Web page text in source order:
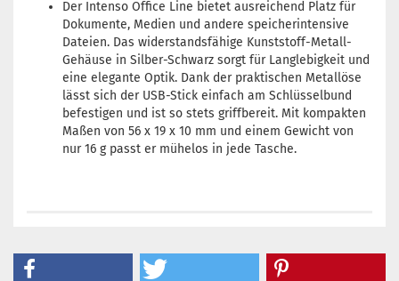
Der Intenso Office Line bietet ausreichend Platz für
Dokumente, Medien und andere speicherintensive
Dateien. Das widerstandsfähige Kunststoff-Metall-
Gehäuse in Silber-Schwarz sorgt für Langlebigkeit und
eine elegante Optik. Dank der praktischen Metallöse
lässt sich der USB-Stick einfach am Schlüsselbund
befestigen und ist so stets griffbereit. Mit kompakten
Maßen von 56 x 19 x 10 mm und einem Gewicht von
nur 16 g passt er mühelos in jede Tasche.